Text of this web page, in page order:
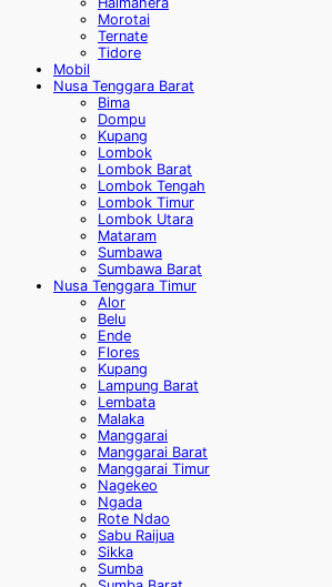
Morotai
Ternate
Tidore
Mobil
Nusa Tenggara Barat
Bima
Dompu
Kupang
Lombok
Lombok Barat
Lombok Tengah
Lombok Timur
Lombok Utara
Mataram
Sumbawa
Sumbawa Barat
Nusa Tenggara Timur
Alor
Belu
Ende
Flores
Kupang
Lampung Barat
Lembata
Malaka
Manggarai
Manggarai Barat
Manggarai Timur
Nagekeo
Ngada
Rote Ndao
Sabu Raijua
Sikka
Sumba